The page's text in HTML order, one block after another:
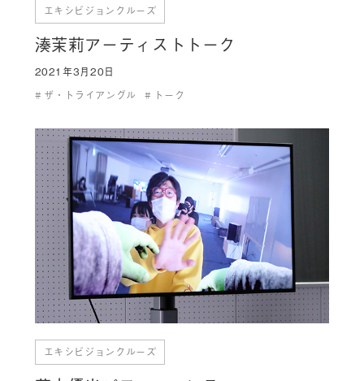
エキシビジョンクルーズ
湊茉莉アーティストトーク
2021年3月20日
ザ・トライアングル
トーク
エキシビジョンクルーズ